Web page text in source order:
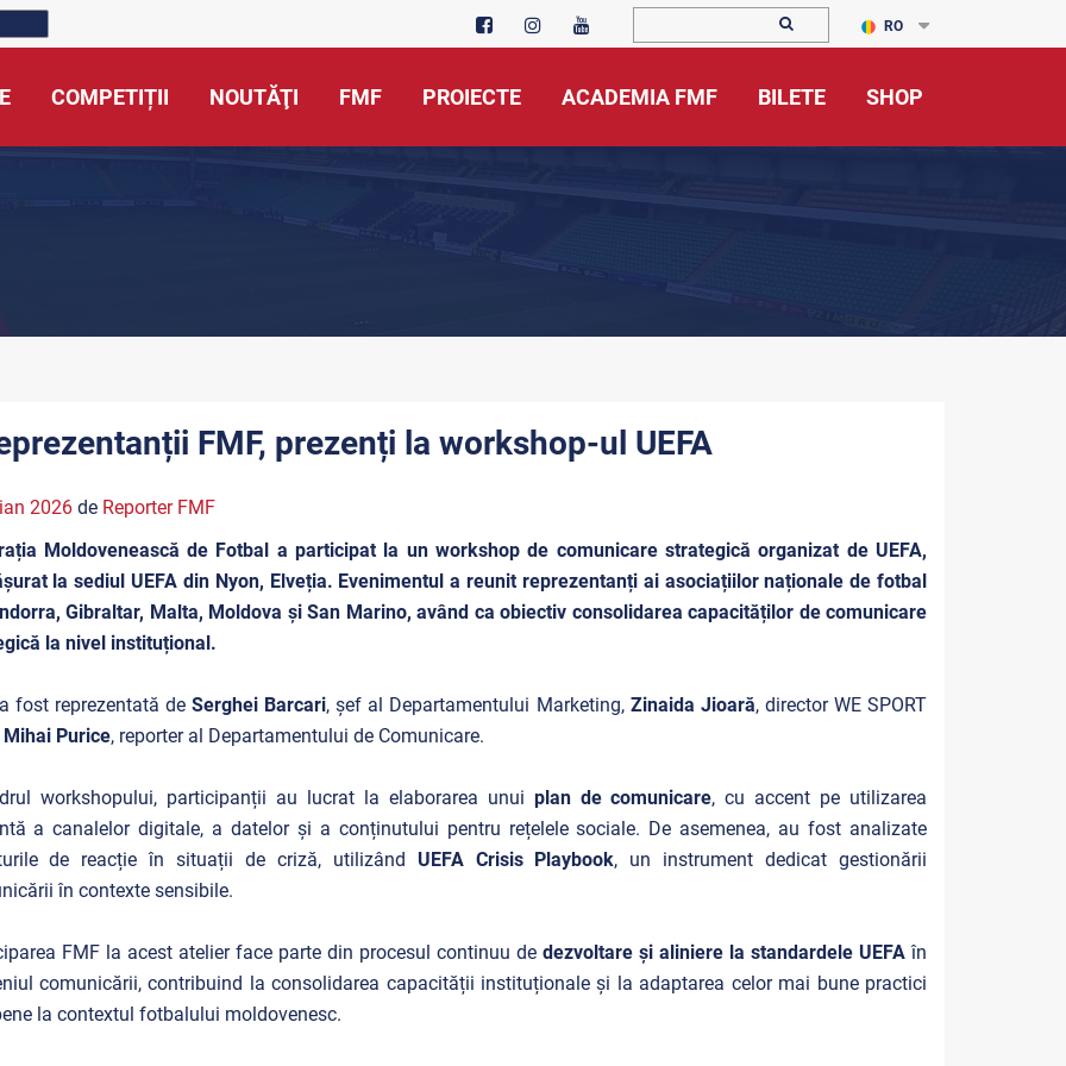
RO
COMPETIȚII NOUTĂŢI FMF PROIECTE ACADEMIA FMF BILETE SHOP
FMF, prezenți la workshop-ul UEFA
2026de Reporter FMF
Moldovenească de Fotbal a participat la un workshop de comunicare strategică organizat de UEFA,
la sediul UEFA din Nyon, Elveția. Evenimentul a reunit reprezentanți ai asociațiilor naționale de fotbal
Gibraltar, Malta, Moldova și San Marino, având ca obiectiv consolidarea capacităților de comunicare
la nivel instituțional.
fost reprezentată de Serghei Barcari, șef al Departamentului Marketing, Zinaida Jioară, director WE SPORT
Mihai Purice, reporter al Departamentului de Comunicare.
workshopului, participanții au lucrat la elaborarea unui plan de comunicare, cu accent pe utilizarea
a canalelor digitale, a datelor și a conținutului pentru rețelele sociale. De asemenea, au fost analizate
de reacție în situații de criză, utilizând UEFA Crisis Playbook, un instrument dedicat gestionării
în contexte sensibile.
FMF la acest atelier face parte din procesul continuu de dezvoltare și aliniere la standardele UEFAîn
comunicării, contribuind la consolidarea capacității instituționale și la adaptarea celor mai bune practici
la contextul fotbalului moldovenesc.